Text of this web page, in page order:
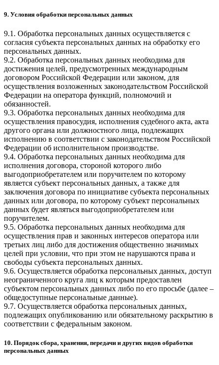
9. Условия обработки персональных данных
9.1. Обработка персональных данных осуществляется с
согласия субъекта персональных данных на обработку его
персональных данных.
9.2. Обработка персональных данных необходима для
достижения целей, предусмотренных международным
договором Российской Федерации или законом, для
осуществления возложенных законодательством Российской
Федерации на оператора функций, полномочий и
обязанностей.
9.3. Обработка персональных данных необходима для
осуществления правосудия, исполнения судебного акта, акта
другого органа или должностного лица, подлежащих
исполнению в соответствии с законодательством Российской
Федерации об исполнительном производстве.
9.4. Обработка персональных данных необходима для
исполнения договора, стороной которого либо
выгодоприобретателем или поручителем по которому
является субъект персональных данных, а также для
заключения договора по инициативе субъекта персональных
данных или договора, по которому субъект персональных
данных будет являться выгодоприобретателем или
поручителем.
9.5. Обработка персональных данных необходима для
осуществления прав и законных интересов оператора или
третьих лиц либо для достижения общественно значимых
целей при условии, что при этом не нарушаются права и
свободы субъекта персональных данных.
9.6. Осуществляется обработка персональных данных, доступ
неограниченного круга лиц к которым предоставлен
субъектом персональных данных либо по его просьбе (далее –
общедоступные персональные данные).
9.7. Осуществляется обработка персональных данных,
подлежащих опубликованию или обязательному раскрытию в
соответствии с федеральным законом.
10. Порядок сбора, хранения, передачи и других видов обработки
персональных данных